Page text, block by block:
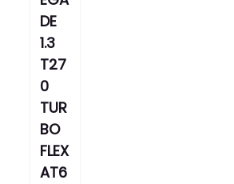
DE
1.3
T27
0
TUR
BO
FLEX
AT6